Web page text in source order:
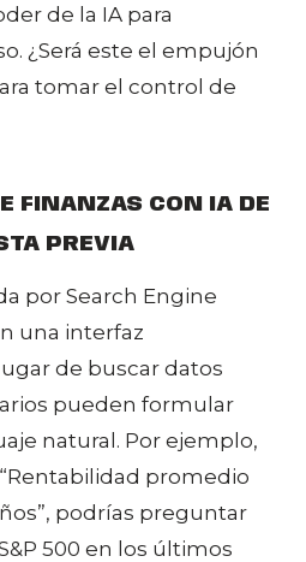
de la IA para
¿Será este el empujón
tomar el control de
FINANZAS CON IA DE
PREVIA
por Search Engine
una interfaz
de buscar datos
pueden formular
natural. Por ejemplo,
promedio
podrías preguntar
500 en los últimos